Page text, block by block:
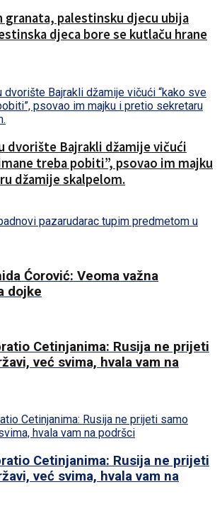
granata, palestinsku djecu ubija
djeca bore se kutlaču hrane
dvorište Bajrakli džamije vičući
treba pobiti”, psovao im majku
džamije skalpelom.
novi pazarudarac tupim predmetom u
Ćorović: Veoma važna
dojke
Cetinjanima: Rusija ne prijeti
već svima, hvala vam na
Cetinjanima: Rusija ne prijeti
već svima, hvala vam na